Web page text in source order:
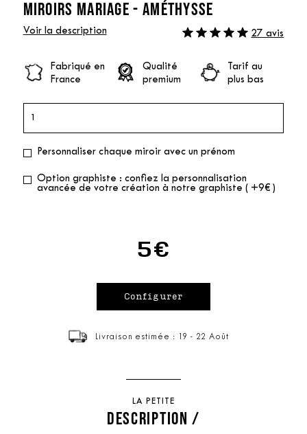
MIROIRS MARIAGE - AMÉTHYSSE
Voir la description 27 avis
Fabriqué en
France
Qualité
premium
Tarif au
plus bas
Personnaliser chaque miroir avec un prénom
Option graphiste : confiez la personnalisation
avancée de votre création à notre graphiste ( +9€ )
5€
Livraison estimée : 19 - 22 Août
LA PETITE
DESCRIPTION /